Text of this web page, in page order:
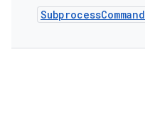
SubprocessCommand